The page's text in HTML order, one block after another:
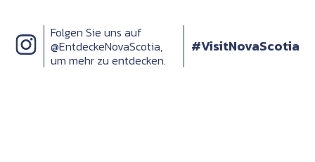
Folgen Sie uns auf
@EntdeckeNovaScotia,
um mehr zu entdecken.
#VisitNovaScotia